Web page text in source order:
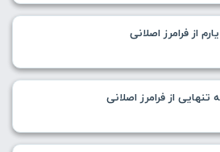
از فرامرز اصلانی
از فرامرز اصلانی